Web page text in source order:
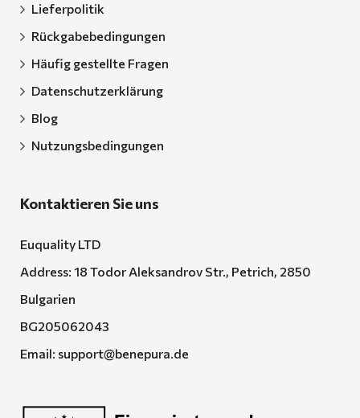
Lieferpolitik
Rückgabebedingungen
Häufig gestellte Fragen
Datenschutzerklärung
Blog
Nutzungsbedingungen
Kontaktieren Sie uns
Euquality LTD
Address: 18 Todor Aleksandrov Str., Petrich, 2850
Bulgarien
BG205062043
Email: support@benepura.de